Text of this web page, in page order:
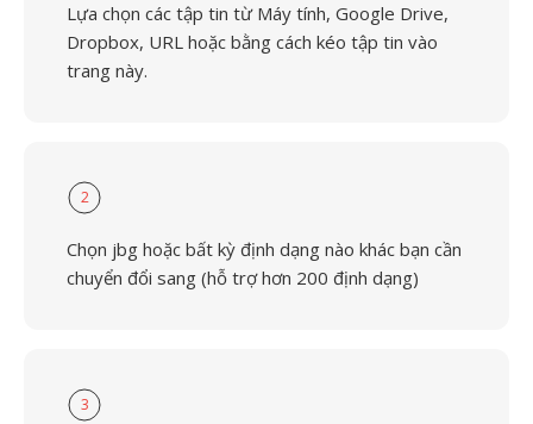
Lựa chọn các tập tin từ Máy tính, Google Drive,
Dropbox, URL hoặc bằng cách kéo tập tin vào
trang này.
2
Chọn jbg hoặc bất kỳ định dạng nào khác bạn cần
chuyển đổi sang (hỗ trợ hơn 200 định dạng)
3